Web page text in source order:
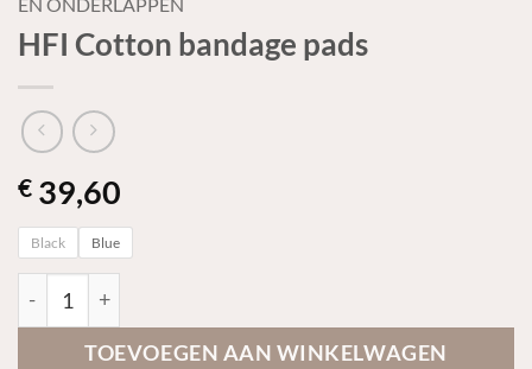
EN ONDERLAPPEN
HFI Cotton bandage pads
€ 39,60
Black Blue
TOEVOEGEN AAN WINKELWAGEN